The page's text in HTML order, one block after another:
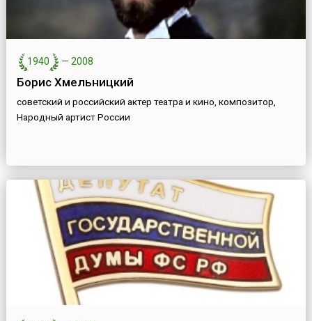
1940 — 2008
Борис Хмельницкий
советский и российский актер театра и кино, композитор,
Народный артист России